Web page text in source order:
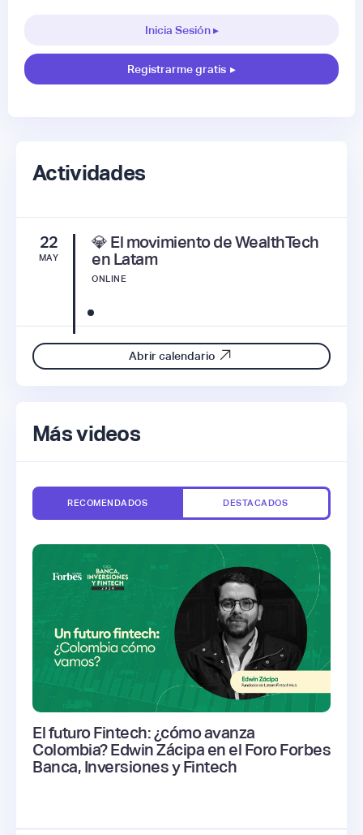
Inicia Sesión ▸
Registrarme gratis ▸
Actividades
22
MAY
💎 El movimiento de WealthTech
en Latam
ONLINE
Abrir calendario
Más videos
RECOMENDADOS DESTACADOS
El futuro Fintech: ¿cómo avanza
Colombia? Edwin Zácipa en el Foro Forbes
Banca, Inversiones y Fintech